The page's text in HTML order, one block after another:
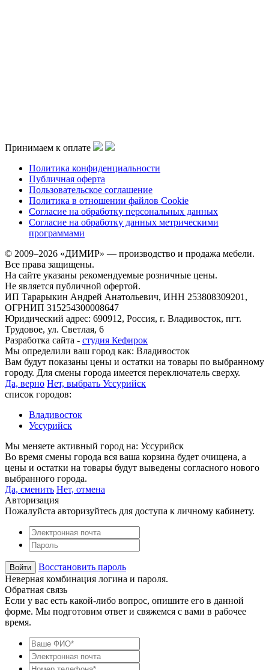
Принимаем к оплате
Политика конфиденциальности
Публичная оферта
Пользовательское соглашение
Политика в отношении файлов Cookie
Согласие на обработку персональных данных
Согласие на обработку данных метрическими
программами
© 2009–2026 «ДИМИР» — производство и продажа мебели.
Все права защищены.
На сайте указаны рекомендуемые розничные цены.
Не является публичной офертой.
ИП Тарарыкин Андрей Анатольевич, ИНН 253808309201,
ОГРНИП 315254300008647
Юридический адрес: 690912, Россия, г. Владивосток, пгт.
Трудовое, ул. Светлая, 6
Разработка сайта - студия Кефирок
Мы определили ваш город как: Владивосток
Вам будут показаны цены и остатки на товары по выбранному
городу. Для смены города имеется переключатель сверху.
Да, верно Нет, выбрать Уссурийск
список городов:
Владивосток
Уссурийск
Мы меняете активный город на: Уссурийск
Во время смены города вся ваша корзина будет очищена, а
цены и остатки на товары будут выведены согласного нового
выбранного города.
Да, сменить Нет, отмена
Авторизация
Пожалуйста авторизуйтесь для доступа к личному кабинету.
Восстановить пароль
Неверная комбинация логина и пароля.
Обратная связь
Если у вас есть какой-либо вопрос, опишите его в данной
форме. Мы подготовим ответ и свяжемся с вами в рабочее
время.